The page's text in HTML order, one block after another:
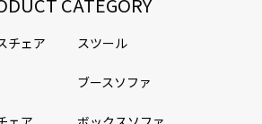
チェア スツール
ブースソファ